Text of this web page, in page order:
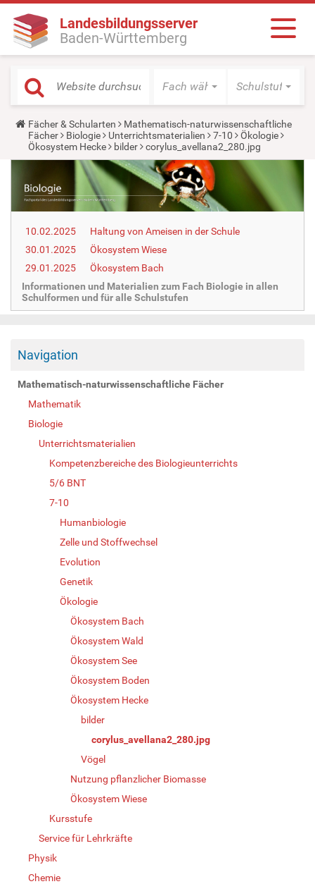
Landesbildungsserver
Baden-Württemberg
Fach wählen Schulstufe
Y
o
u
a
h
e
r
:
Fächer & Schularten
Mathematisch-naturwissenschaftliche
Fächer
Biologie Unterrichtsmaterialien 7-10
Ökologie
Ökosystem Hecke
bilder corylus_avellana2_280.jpg
10.02.2025
Haltung von Ameisen in der Schule
30.01.2025
Ökosystem Wiese
29.01.2025
Ökosystem Bach
Informationen und Materialien zum Fach Biologie in allen
Schulformen und für alle Schulstufen
Navigation
Mathematisch-naturwissenschaftliche Fächer
Mathematik
Biologie
Unterrichtsmaterialien
Kompetenzbereiche des Biologieunterrichts
5/6 BNT
7-10
Humanbiologie
Zelle und Stoffwechsel
Evolution
Genetik
Ökologie
Ökosystem Bach
Ökosystem Wald
Ökosystem See
Ökosystem Boden
Ökosystem Hecke
bilder
corylus_avellana2_280.jpg
Vögel
Nutzung pflanzlicher Biomasse
Ökosystem Wiese
Kursstufe
Service für Lehrkräfte
Physik
Chemie